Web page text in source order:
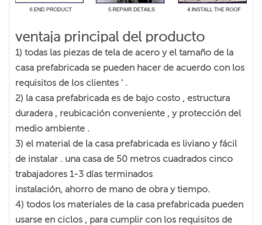
ventaja principal del producto
1) todas las piezas de tela de acero y el tamaño de la
casa prefabricada se pueden hacer de acuerdo con los
requisitos de los clientes ' .
2) la casa prefabricada es de bajo costo , estructura
duradera , reubicación conveniente , y protección del
medio ambiente .
3) el material de la casa prefabricada es liviano y fácil
de instalar . una casa de 50 metros cuadrados cinco
trabajadores 1-3 días terminados
instalación, ahorro de mano de obra y tiempo.
4) todos los materiales de la casa prefabricada pueden
usarse en ciclos , para cumplir con los requisitos de